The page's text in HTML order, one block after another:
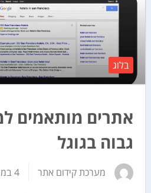
בלוג
אתרים מותאמים
גבוה בגוגל
מערכת קידום אתר 4 במרץ 2016